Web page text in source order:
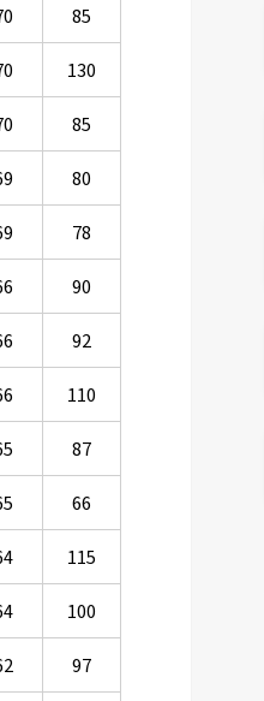
85
130
85
80
78
90
92
110
87
66
115
100
97